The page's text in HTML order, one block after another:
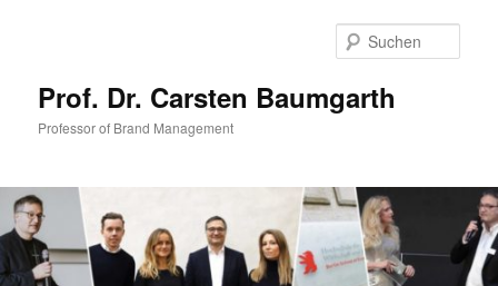
Prof. Dr. Carsten Baumgarth
Professor of Brand Management